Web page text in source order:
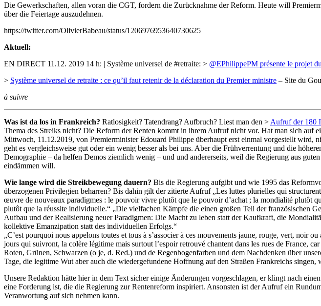
Die Gewerkschaften, allen voran die CGT, fordern die Zurücknahme der Reform. Heute will
über die Feiertage auszudehnen.
https://twitter.com/OlivierBabeau/status/1206976953640730625
Aktuell:
EN DIRECT 11.12. 2019 14 h: | Système universel de #retraite: > @EPhilippePM présente le projet
> Système universel de retraite : ce qu’il faut retenir de la déclaration du Premier ministre – Site du
à suivre
Was ist da los in Frankreich? Ratlosigkeit? Tatendrang? Aufbruch? Liest man den > Aufruf der 180
Thema des Streiks nicht? Die Reform der Renten kommt in ihrem Aufruf nicht vor. Hat man sich auf
Mittwoch, 11.12.2019, von Premierminister Edouard Philippe überhaupt erst einmal vorgestellt wird,
geht es vergleichsweise gut oder ein wenig besser als bei uns. Aber die Frühverrentung und die
Demographie – da helfen Demos ziemlich wenig – und und andererseits, weil die Regierung aus
eindämmen will.
Wie lange wird die Streikbewegung dauern? Bis die Regierung aufgibt und wie 1995 das
überzogenen Privilegien beharren? Bis dahin gilt der zitierte Aufruf „Les luttes plurielles qui
œuvre de nouveaux paradigmes : le pouvoir vivre plutôt que le pouvoir d’achat ; la mondialité plutôt
plutôt que la réussite individuelle.“ „Die vielfachen Kämpfe die einen großen Teil der französischen
Aufbau und der Realisierung neuer Paradigmen: Die Macht zu leben statt der Kaufkraft, die
kollektive Emanzipation statt des individuellen Erfolgs.“
„C’est pourquoi nous appelons toutes et tous à s’associer à ces mouvements jaune, rouge, vert, noir
jours qui suivront, la colère légitime mais surtout l’espoir retrouvé chantent dans les rues de France,
Roten, Grünen, Schwarzen (o je, d. Red.) und de Regenbogenfarben und dem Nachdenken über
Tage, die legitime Wut aber auch die wiedergefundene Hoffnung auf den Straßen Frankreichs
Unsere Redaktion hätte hier in dem Text sicher einige Änderungen vorgeschlagen, er klingt nach
eine Forderung ist, die die Regierung zur Rentenreform inspiriert. Ansonsten ist der Aufruf ein
Veranwortung auf sich nehmen kann.